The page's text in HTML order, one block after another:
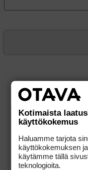
Kotimaista
käyttökokemus
Haluamme tarjota
käyttökokemuksen
käytämme tällä
teknologioita.